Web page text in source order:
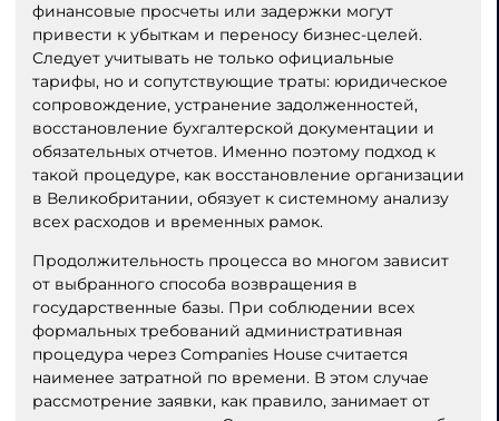
финансовые просчеты или задержки могут
привести к убыткам и переносу бизнес-целей.
Следует учитывать не только официальные
тарифы, но и сопутствующие траты: юридическое
сопровождение, устранение задолженностей,
восстановление бухгалтерской документации и
обязательных отчетов. Именно поэтому подход к
такой процедуре, как восстановление организации
в Великобритании, обязует к системному анализу
всех расходов и временных рамок.
Продолжительность процесса во многом зависит
от выбранного способа возвращения в
государственные базы. При соблюдении всех
формальных требований административная
процедура через Companies House считается
наименее затратной по времени. В этом случае
рассмотрение заявки, как правило, занимает от